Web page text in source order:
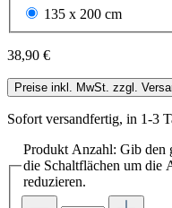
135 x 200 cm
38,90 €
Preise inkl. MwSt. zzgl.
Sofort versandfertig, in 1-3
Produkt Anzahl: Gib den
die Schaltflächen um die
reduzieren.